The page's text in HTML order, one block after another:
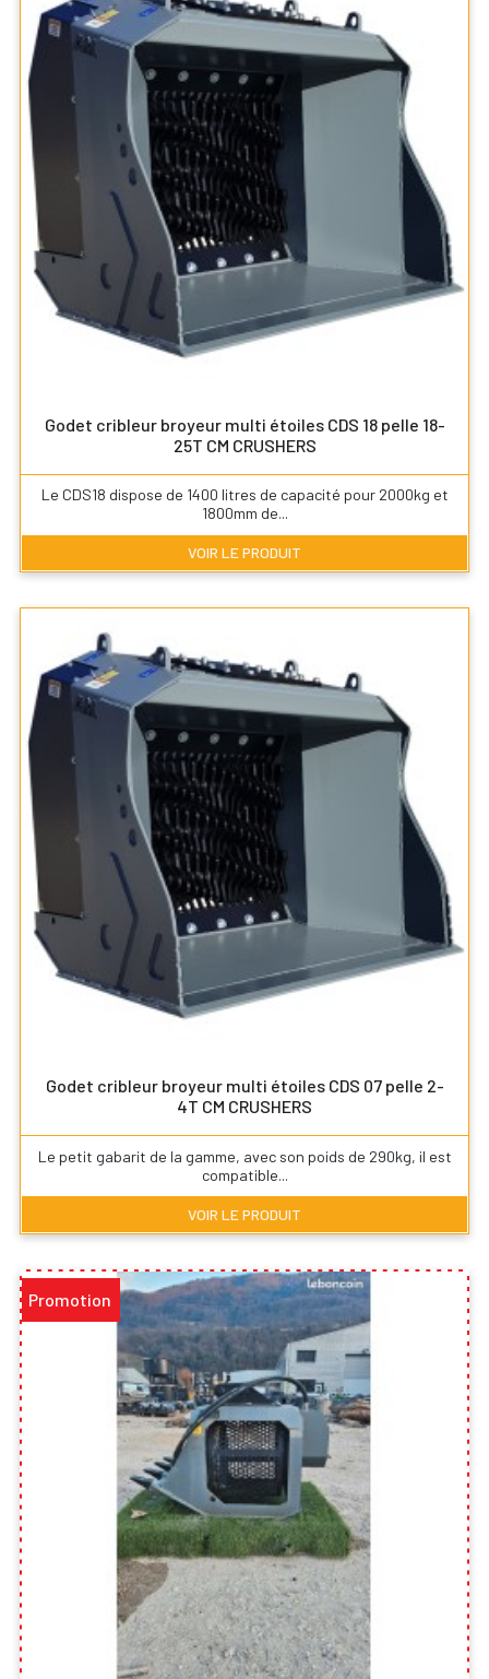
Godet cribleur broyeur multi étoiles CDS 18 pelle 18-
25T CM CRUSHERS
Le CDS18 dispose de 1400 litres de capacité pour 2000kg et
1800mm de...
VOIR LE PRODUIT
Godet cribleur broyeur multi étoiles CDS 07 pelle 2-
4T CM CRUSHERS
Le petit gabarit de la gamme, avec son poids de 290kg, il est
compatible...
VOIR LE PRODUIT
Promotion